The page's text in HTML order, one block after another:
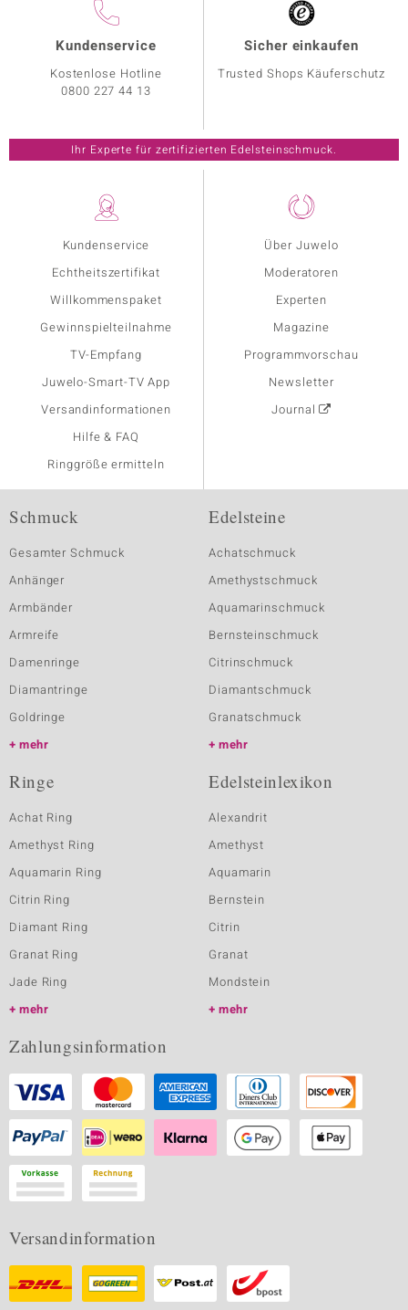
Kundenservice
Echtheitszertifikat
Willkommenspaket
Gewinnspielteilnahme
TV-Empfang
Juwelo-Smart-TV App
Versandinformationen
Hilfe & FAQ
Ringgröße ermitteln
Über Juwelo
Moderatoren
Experten
Magazine
Programmvorschau
Newsletter
Journal
Kundenservice
Kostenlose Hotline
0800 227 44 13
Sicher einkaufen
Trusted Shops Käuferschutz
Ihr Experte für zertifizierten Edelsteinschmuck.
Schmuck
Gesamter Schmuck
Anhänger
Armbänder
Armreife
Damenringe
Diamantringe
Goldringe
mehr
Edelsteine
Achatschmuck
Amethystschmuck
Aquamarinschmuck
Bernsteinschmuck
Citrinschmuck
Diamantschmuck
Granatschmuck
mehr
Ringe
Achat Ring
Amethyst Ring
Aquamarin Ring
Citrin Ring
Diamant Ring
Granat Ring
Jade Ring
mehr
Edelsteinlexikon
Alexandrit
Amethyst
Aquamarin
Bernstein
Citrin
Granat
Mondstein
mehr
Zahlungsinformation
Versandinformation